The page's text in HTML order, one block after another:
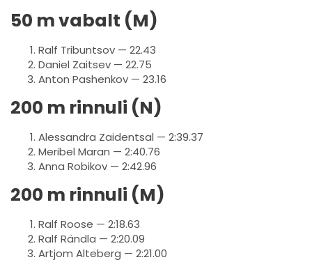
50 m vabalt (M)
Ralf Tribuntsov — 22.43
Daniel Zaitsev — 22.75
Anton Pashenkov — 23.16
200 m rinnuli (N)
Alessandra Zaidentsal — 2:39.37
Meribel Maran — 2:40.76
Anna Robikov — 2:42.96
200 m rinnuli (M)
Ralf Roose — 2:18.63
Ralf Rändla — 2:20.09
Artjom Alteberg — 2:21.00